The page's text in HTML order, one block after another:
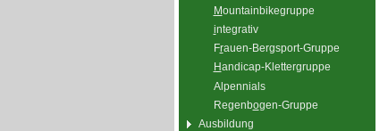
Mountainbikegruppe
integrativ
Frauen-Bergsport-Gruppe
Handicap-Klettergruppe
Alpennials
Regenbogen-Gruppe
Ausbildung